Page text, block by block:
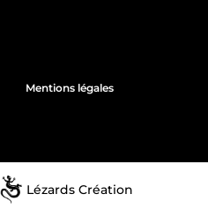
Mentions légales
Lézards Création